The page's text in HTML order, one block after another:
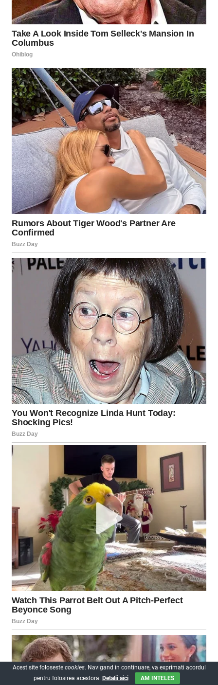
Acest site foloseste cookies. Navigand in continuare, va exprimati acordul
pentru folosirea acestora. Detalii aici AM INTELES